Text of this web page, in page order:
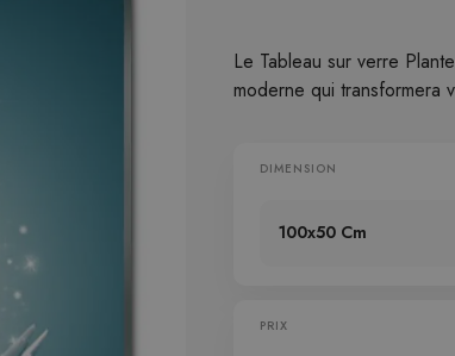
Le Tableau sur verre
moderne qui transformera
DIMENSION
100x50 Cm
PRIX